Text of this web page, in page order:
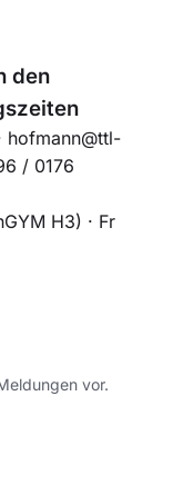
den
hofmann@ttl-
/ 0176
H3) · Fr
vor.